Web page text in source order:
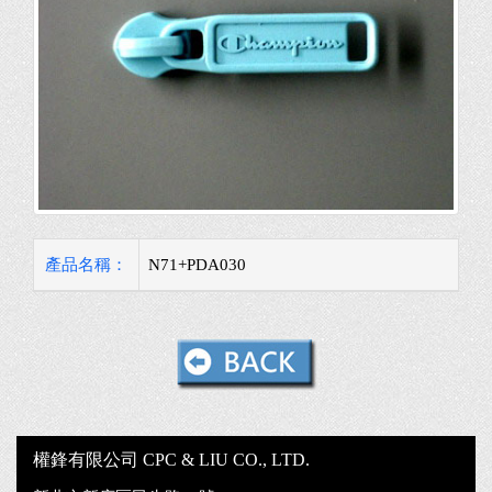
產品名稱： N71+PDA030
權鋒有限公司 CPC & LIU CO., LTD.